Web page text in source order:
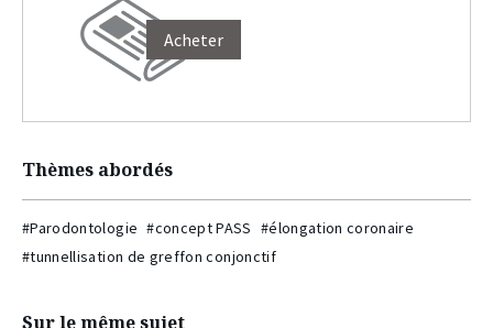
Acheter
Thèmes abordés
#Parodontologie #concept PASS #élongation coronaire
#tunnellisation de greffon conjonctif
Sur le même sujet